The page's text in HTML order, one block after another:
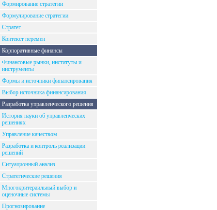
Формирование стратегии
Формулирование стратегии
Стратег
Контекст перемен
Корпоративные финансы
Финансовые рынки, институты и
инструменты
Формы и источники финансирования
Выбор источника финансирования
Разработка управленческого решения
История науки об управленческих
решениях
Управление качеством
Разработка и контроль реализации
решений
Ситуационный анализ
Стратегические решения
Многокритераильный выбор и
оценочные системы
Прогнозирование